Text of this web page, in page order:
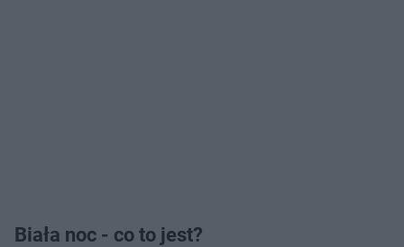
Biała noc - co to jest?